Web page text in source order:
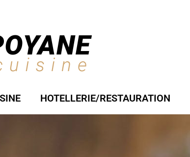
HOTELLERIE/RESTAURATION